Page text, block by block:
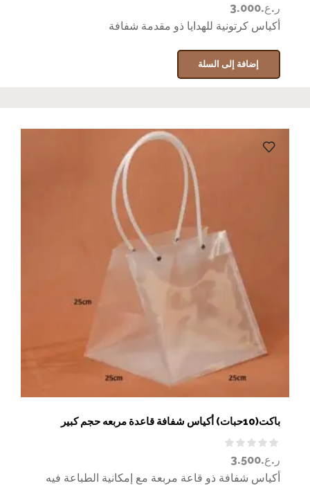
ر.ع.3.000
أكياس كرتونية للهدايا ذو مقدمة شفافة
إضافة إلى السلة
باكت(10حبات) أكياس شفافة قاعدة مربعه حجم كبير
ر.ع.3.500
أكياس شفافة ذو قاعة مربعة مع إمكانية الطباعة فيه